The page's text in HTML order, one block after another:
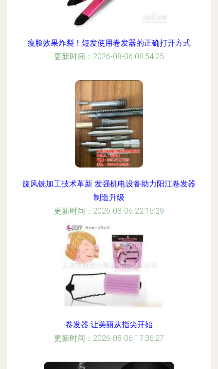
瘦脸效果炸裂！短发使用卷发器的正确打开方式
更新时间：2026-08-06 08:54:25
旋风铣加工技术革新 发强机电设备助力阳江卷发器
制造升级
更新时间：2026-08-06 22:16:29
卷发器 让美丽从指尖开始
更新时间：2026-08-06 17:36:27